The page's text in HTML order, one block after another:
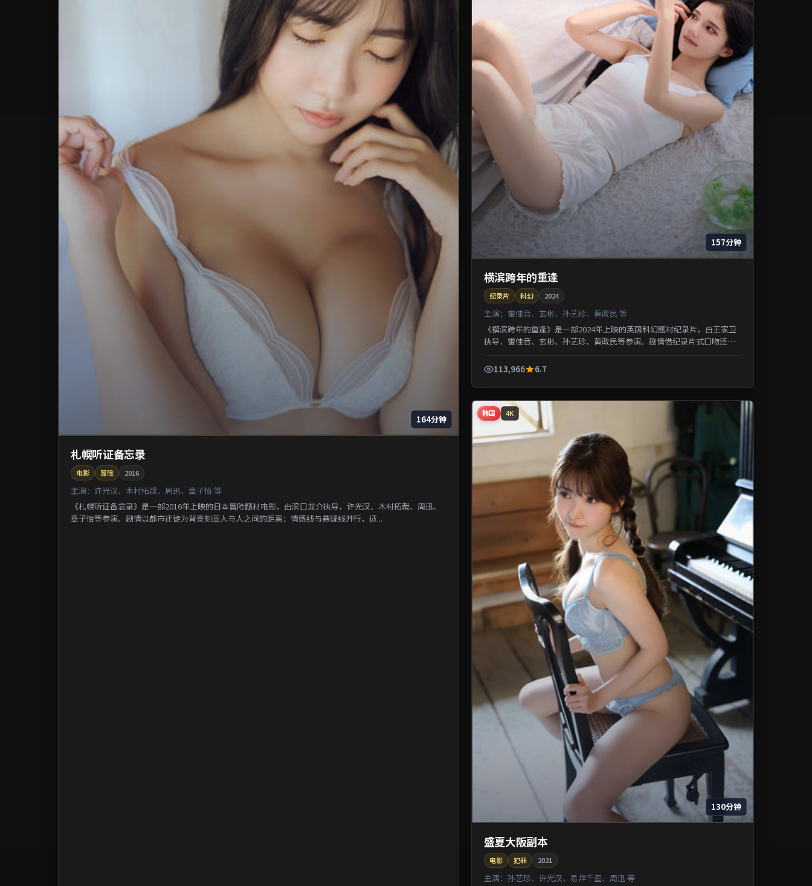
164分钟
札幌听证备忘录
电影 冒险 2016
主演： 许光汉、木村拓哉、周迅、章子怡 等
《札幌听证备忘录》是一部2016年上映的日本冒险题材电影，由滨口龙介执导，许光汉、木村拓哉、周迅、
章子怡等参演。剧情以都市迁徙为背景刻画人与人之间的距离；情感线与悬疑线并行，适...
157分钟
横滨跨年的重逢
纪录片 科幻 2024
主演： 雷佳音、玄彬、孙艺珍、黄政民 等
《横滨跨年的重逢》是一部2024年上映的英国科幻题材纪录片，由王家卫
执导，雷佳音、玄彬、孙艺珍、黄政民等参演。剧情借纪录片式口吻还原
113,966
6.7
韩国 4K
130分钟
盛夏大阪副本
电影 犯罪 2021
主演： 孙艺珍、许光汉、易烊千玺、周迅 等